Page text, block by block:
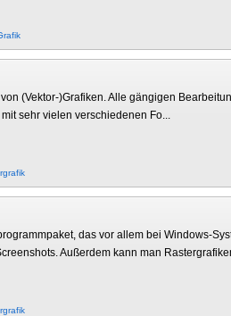
(Vektor-)Grafiken. Alle gängigen
sehr vielen verschiedenen Fo...
das vor allem bei Windows-
Außerdem kann man